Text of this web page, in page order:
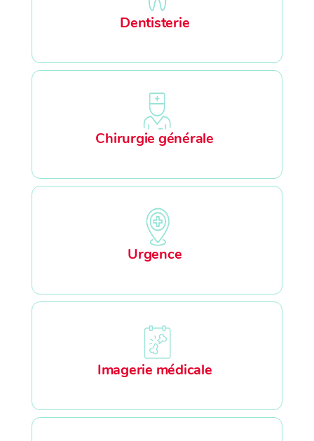
Dentisterie
Chirurgie générale
Urgence
Imagerie médicale